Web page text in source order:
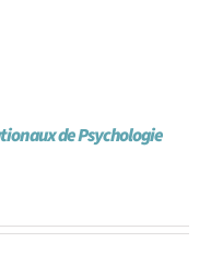
de Psychologie